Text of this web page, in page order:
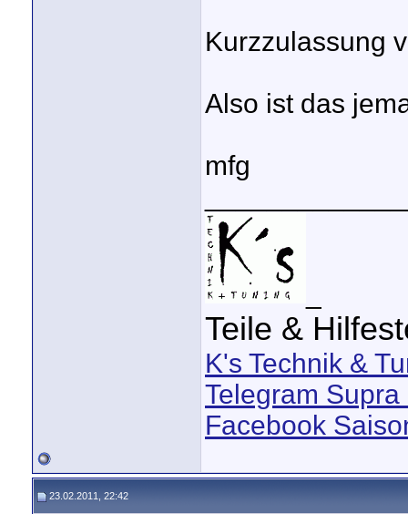
Kurzzulassung
Also ist das
mfg
Teile &
K's Technik &
Telegram
Facebook
23.02.2011, 22:42